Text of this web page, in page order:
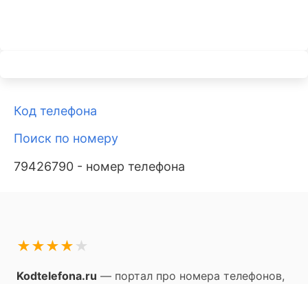
Код телефона
Поиск по номеру
79426790 - номер телефона
★
★
★
★
★
Kodtelefona.ru — портал про номера телефонов,